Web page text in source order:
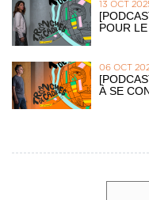
13 OCT
POUR
06 OCT
À SE